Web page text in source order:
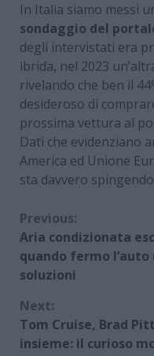
In Italia siamo messi
sondaggio del
degli intervistati era
ibrida, nel 2023
rivelando che ben il
desideroso di
prossima vettura al
Dati che evidenziano
America ed Unione
sta davvero
Continue
Reading
Previous:
Aria condizionata
quando fermo l’auto
soluzioni
Next:
Tom Cruise, Brad
insieme: il curioso